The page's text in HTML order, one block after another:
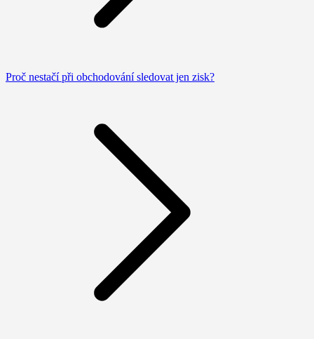
Proč nestačí při obchodování sledovat jen zisk?